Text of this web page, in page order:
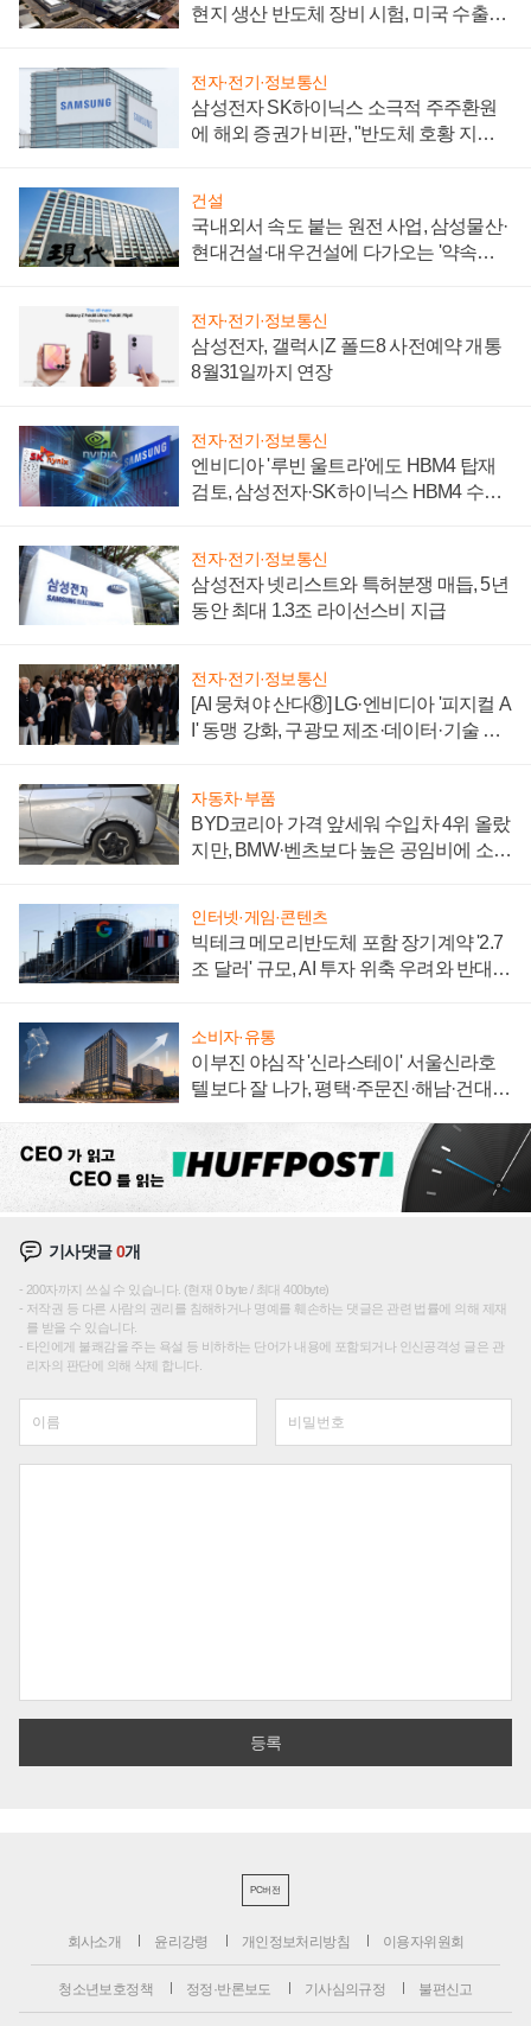
현지 생산 반도체 장비 시험, 미국 수출통
전자·전기·정보통신
삼성전자 SK하이닉스 소극적 주주환원
에 해외 증권가 비판, "반도체 호황 지속
건설
국내외서 속도 붙는 원전 사업, 삼성물산·
현대건설·대우건설에 다가오는 '약속의
전자·전기·정보통신
삼성전자, 갤럭시Z 폴드8 사전예약 개통
8월31일까지 연장
전자·전기·정보통신
엔비디아 '루빈 울트라'에도 HBM4 탑재
검토, 삼성전자·SK하이닉스 HBM4 수율
전자·전기·정보통신
삼성전자 넷리스트와 특허분쟁 매듭, 5년
동안 최대 1.3조 라이선스비 지급
전자·전기·정보통신
[AI 뭉쳐야 산다⑧] LG·엔비디아 '피지컬 A
I' 동맹 강화, 구광모 제조·데이터·기술 결
자동차·부품
BYD코리아 가격 앞세워 수입차 4위 올랐
지만, BMW·벤츠보다 높은 공임비에 소비
인터넷·게임·콘텐츠
빅테크 메모리반도체 포함 장기계약 '2.7
조 달러' 규모, AI 투자 위축 우려와 반대
소비자·유통
이부진 야심작 '신라스테이' 서울신라호
텔보다 잘 나가, 평택·주문진·해남·건대로
기사댓글0개
200자까지 쓰실 수 있습니다. (현재 0 byte / 최대 400byte)
저작권 등 다른 사람의 권리를 침해하거나 명예를 훼손하는 댓글은 관련 법률에 의해 제재
를 받을 수 있습니다.
타인에게 불쾌감을 주는 욕설 등 비하하는 단어가 내용에 포함되거나 인신공격성 글은 관
리자의 판단에 의해 삭제 합니다.
PC버전
회사소개 윤리강령 개인정보처리방침 이용자위원회
청소년보호정책 정정·반론보도 기사심의규정 불편신고